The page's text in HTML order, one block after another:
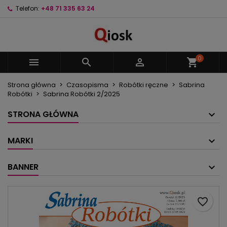
Telefon: +48 71 335 63 24
   shopping_cart0
Strona główna Czasopisma Robótki ręczne
Sabrina
Robótki
Sabrina Robótki 2/2025
STRONA GŁÓWNA
MARKI
BANNER
favorite_border
Nazwa listy życzeń
Anuluj
Musisz być zalogowany by zapisać produkty na
swojej liście życzeń.
Anuluj Zaloguj się